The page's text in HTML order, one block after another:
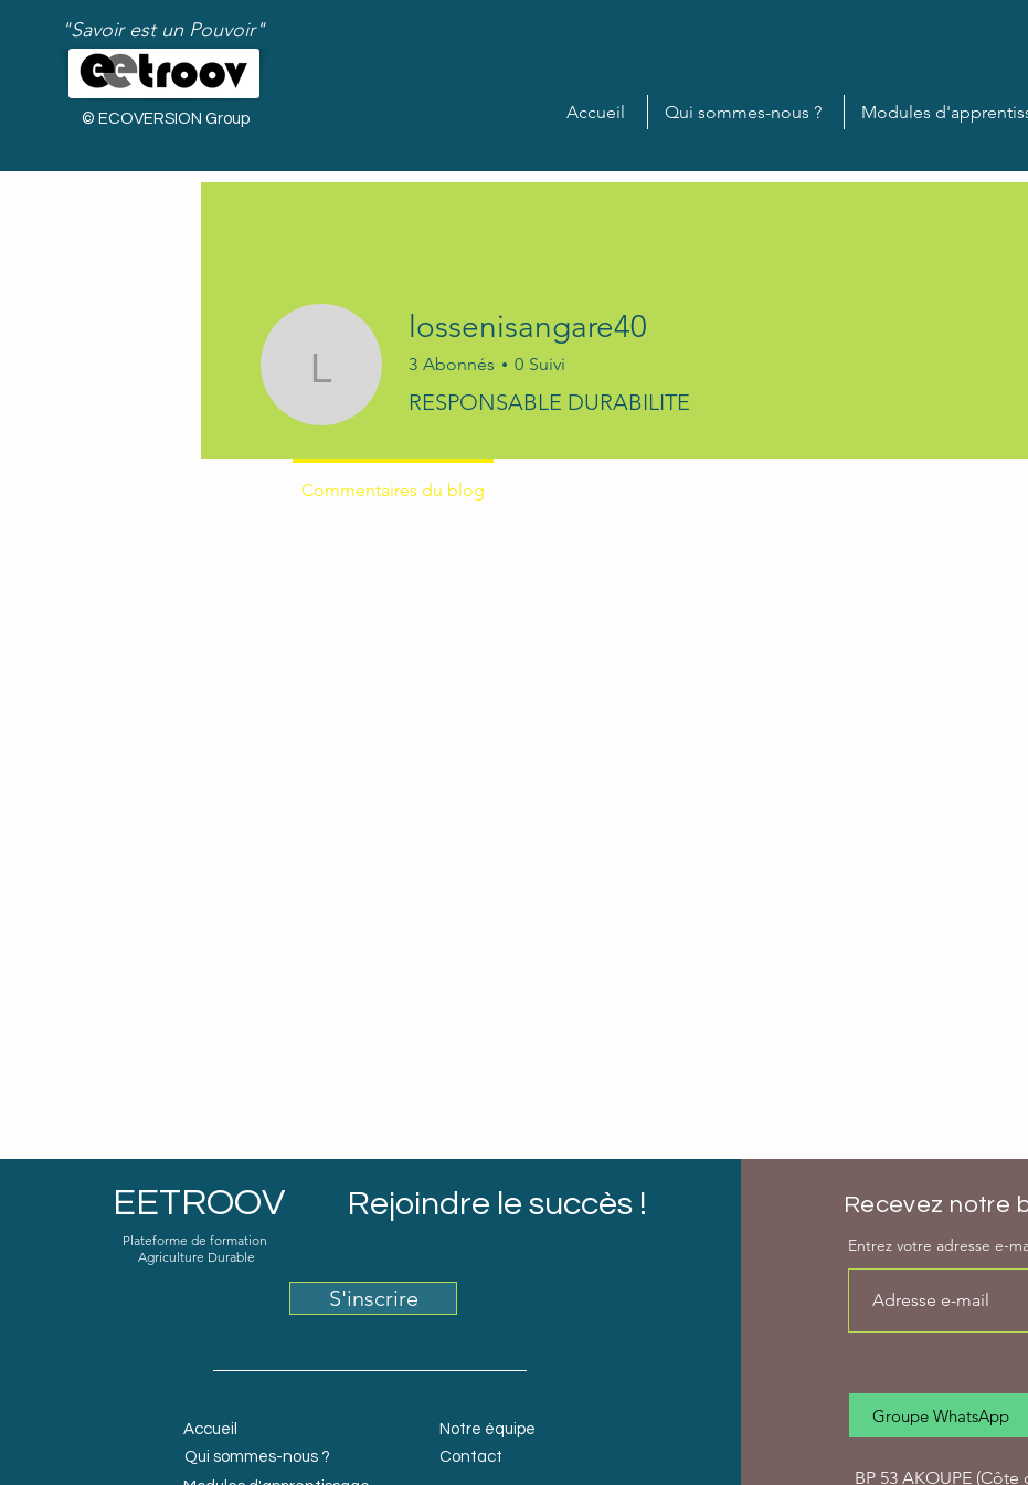
"Savoir est un Pouvoir"
© ECOVERSION Group Accueil Qui sommes-nous ? Modules
lossenisangare40
lossenisangare40
3 Abonnés 0 Suivi
RESPONSABLE DURABILITE
Commentaires du blog
EETROOV Rejoindre le succès !
Plateforme de formation
Agriculture Durable
S'inscrire
Accueil
Qui sommes-nous ?
Notre équipe
Contact
Recevez notre
Entrez votre adresse e-
Groupe WhatsApp
BP 53 AKOUPE (Côte